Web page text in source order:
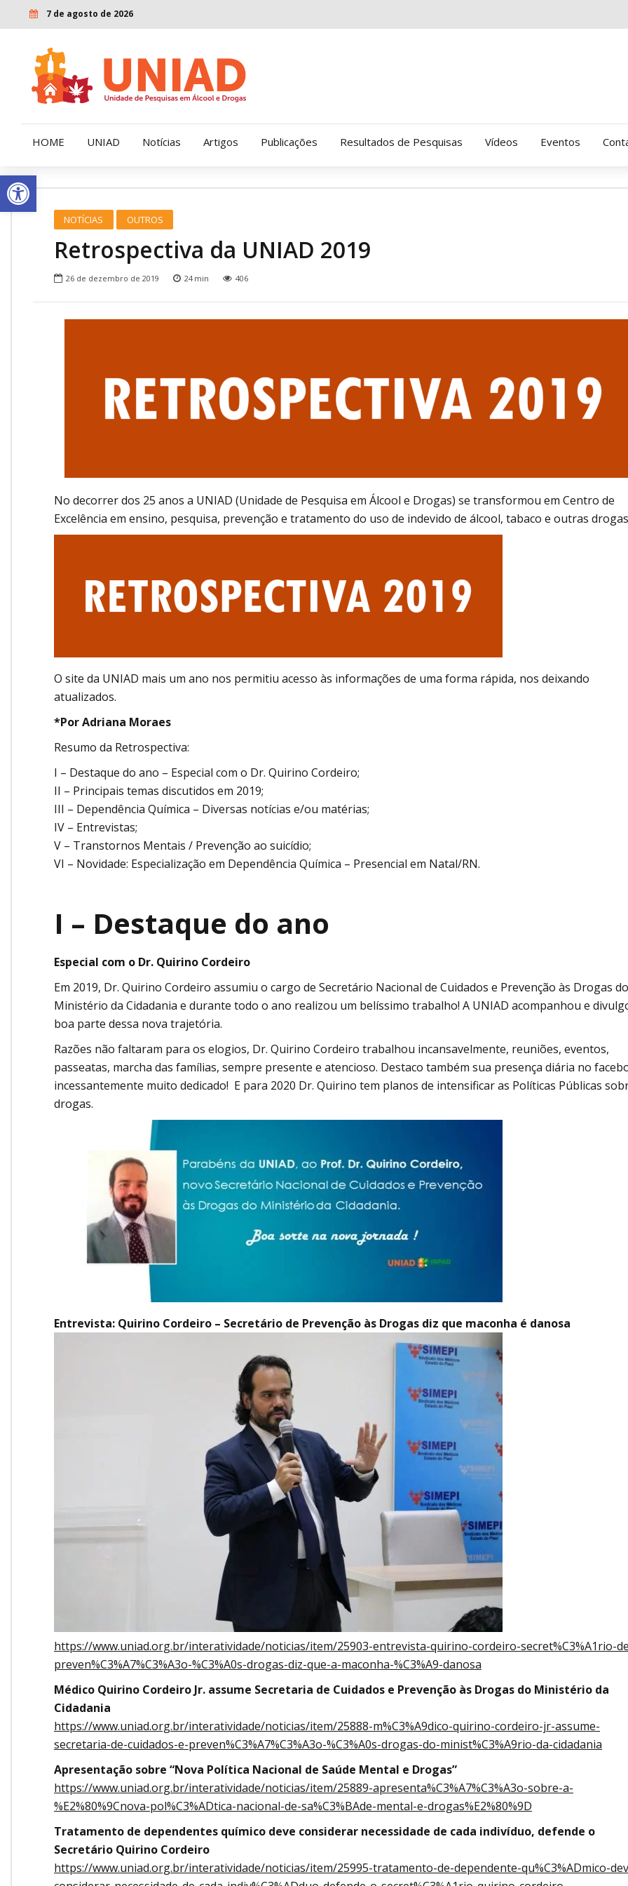
Open toolbar
7 de agosto de 2026
HOME UNIAD
Nossa História
Nossa Missão e Valores
Notícias Artigos Publicações Resultados de Pesquisas Vídeos Eventos
NOTÍCIAS OUTROS
Retrospectiva da UNIAD 2019
26 de dezembro de 2019 24 min 406
No decorrer dos 25 anos a UNIAD (Unidade de Pesquisa em Álcool e Drogas) se transformou em Centro de
Excelência em ensino, pesquisa, prevenção e tratamento do uso de indevido de álcool, tabaco e outras
O site da UNIAD mais um ano nos permitiu acesso às informações de uma forma rápida, nos deixando
atualizados.
*Por Adriana Moraes
Resumo da Retrospectiva:
I – Destaque do ano – Especial com o Dr. Quirino Cordeiro;
II – Principais temas discutidos em 2019;
III – Dependência Química – Diversas notícias e/ou matérias;
IV – Entrevistas;
V – Transtornos Mentais / Prevenção ao suicídio;
VI – Novidade: Especialização em Dependência Química – Presencial em Natal/RN.
I – Destaque do ano
Especial com o Dr. Quirino Cordeiro
Em 2019, Dr. Quirino Cordeiro assumiu o cargo de Secretário Nacional de Cuidados e Prevenção às Drogas do
Ministério da Cidadania e durante todo o ano realizou um belíssimo trabalho! A UNIAD acompanhou e
boa parte dessa nova trajetória.
Razões não faltaram para os elogios, Dr. Quirino Cordeiro trabalhou incansavelmente, reuniões, eventos,
passeatas, marcha das famílias, sempre presente e atencioso. Destaco também sua presença diária no
incessantemente muito dedicado! E para 2020 Dr. Quirino tem planos de intensificar as Políticas Públicas
drogas.
Entrevista: Quirino Cordeiro – Secretário de Prevenção às Drogas diz que maconha é danosa
https://www.uniad.org.br/interatividade/noticias/item/25903-entrevista-quirino-cordeiro-secret%C3%A1rio-
preven%C3%A7%C3%A3o-%C3%A0s-drogas-diz-que-a-maconha-%C3%A9-danosa
Médico Quirino Cordeiro Jr. assume Secretaria de Cuidados e Prevenção às Drogas do Ministério da
Cidadania
https://www.uniad.org.br/interatividade/noticias/item/25888-m%C3%A9dico-quirino-cordeiro-jr-assume-
secretaria-de-cuidados-e-preven%C3%A7%C3%A3o-%C3%A0s-drogas-do-minist%C3%A9rio-da-cidadania
Apresentação sobre “Nova Política Nacional de Saúde Mental e Drogas”
https://www.uniad.org.br/interatividade/noticias/item/25889-apresenta%C3%A7%C3%A3o-sobre-a-
%E2%80%9Cnova-pol%C3%ADtica-nacional-de-sa%C3%BAde-mental-e-drogas%E2%80%9D
Tratamento de dependentes químico deve considerar necessidade de cada indivíduo, defende o
Secretário Quirino Cordeiro
https://www.uniad.org.br/interatividade/noticias/item/25995-tratamento-de-dependente-qu%C3%ADmico-